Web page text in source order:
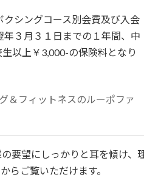
クシングコース別会費及び入会
年３月３１日までの１年間、中
以上￥3,000-の保険料となり
＆フィットネスのルーポファ
要望にしっかりと耳を傾け
らご覧いただけます。